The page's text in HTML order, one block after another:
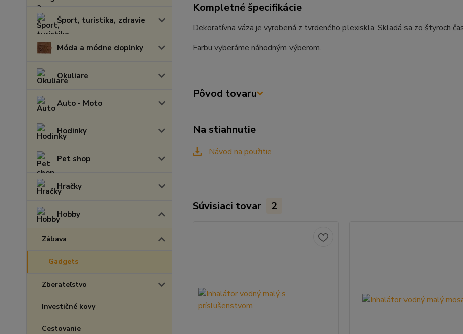
Šport, turistika, zdravie
Móda a módne doplnky
Okuliare
Auto - Moto
Hodinky
Pet shop
Hračky
Hobby
Zábava
Gadgets
Zberateľstvo
Investičné kovy
Cestovanie
Kompletné špecifikácie
Dekoratívna váza je vyrobená z tvrdeného plexiskla. Skladá sa zo štyroch
Farbu vyberáme náhodným výberom.
Pôvod tovaru
Na stiahnutie
Návod na použitie
Súvisiaci tovar 2